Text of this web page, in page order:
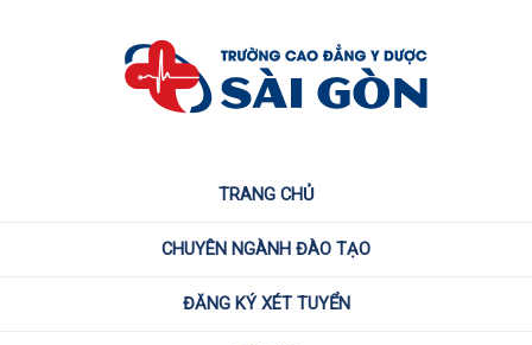
TRANG CHỦ
CHUYÊN NGÀNH ĐÀO TẠO
ĐĂNG KÝ XÉT TUYỂN